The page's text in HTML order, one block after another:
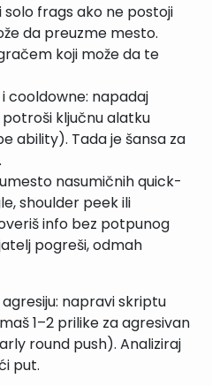
solo frags ako ne postoji
da preuzme mesto.
koji može da te
cooldowne: napadaj
ključnu alatku
ability). Tada je šansa za
nasumičnih quick-
shoulder peek ili
info bez potpunog
pogreši, odmah
napravi skriptu
1–2 prilike za agresivan
round push). Analiziraj
put.